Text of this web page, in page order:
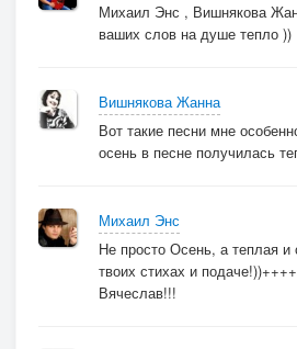
Михаил Энс , Вишнякова
ваших слов на душе тепло ))
Вишнякова Жанна
Вот такие песни мне
осень в песне получилась
Михаил Энс
Не просто Осень, а теплая и
твоих стихах и
Вячеслав!!!